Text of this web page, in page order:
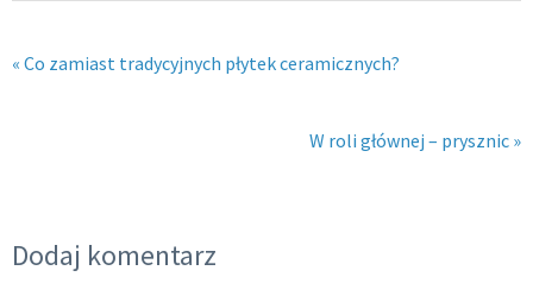
« Co zamiast tradycyjnych płytek ceramicznych?
W roli głównej – prysznic »
Dodaj komentarz